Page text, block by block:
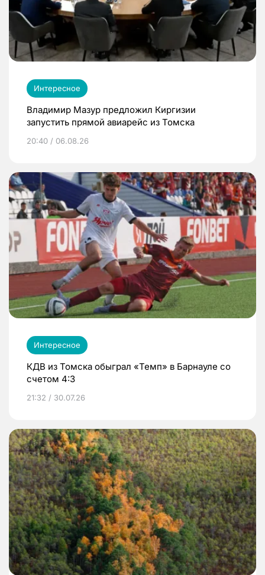
Интересное
Владимир Мазур предложил Киргизии
запустить прямой авиарейс из Томска
20:40 / 06.08.26
Интересное
КДВ из Томска обыграл «Темп» в Барнауле со
счетом 4:3
21:32 / 30.07.26